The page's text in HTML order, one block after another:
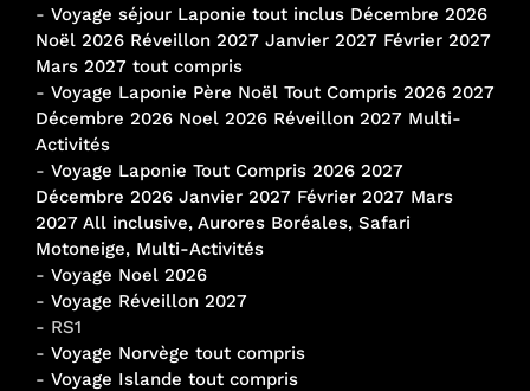
- Voyage séjour Laponie tout inclus Décembre 2026
Noël 2026 Réveillon 2027 Janvier 2027 Février 2027
Mars 2027 tout compris
- Voyage Laponie Père Noël Tout Compris 2026 2027
Décembre 2026 Noel 2026 Réveillon 2027 Multi-
Activités
- Voyage Laponie Tout Compris 2026 2027
Décembre 2026 Janvier 2027 Février 2027 Mars
2027 All inclusive, Aurores Boréales, Safari
Motoneige, Multi-Activités
- Voyage Noel 2026
- Voyage Réveillon 2027
- RS1
- Voyage Norvège tout compris
- Voyage Islande tout compris